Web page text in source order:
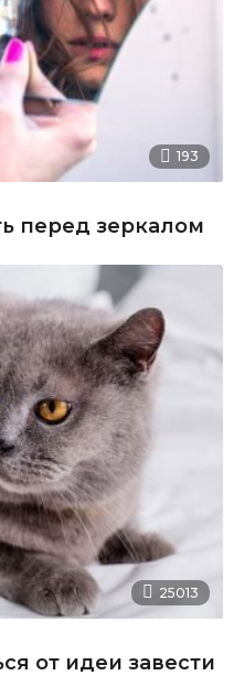
193
перед зеркалом
25013
от идеи завести